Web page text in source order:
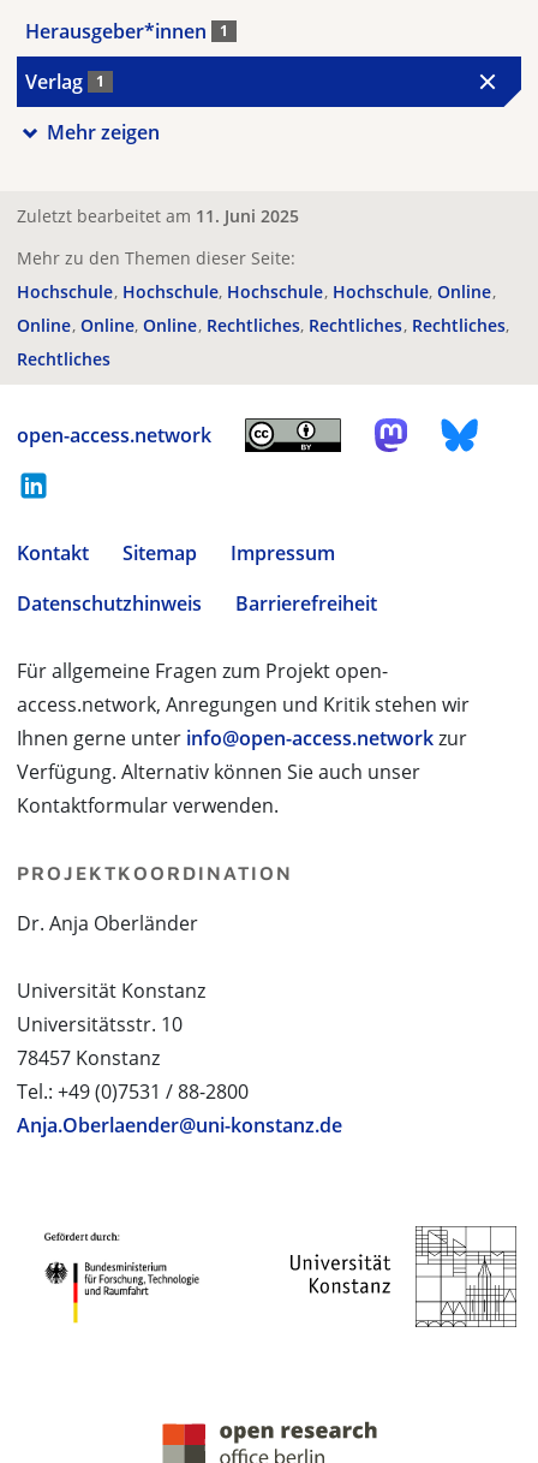
Herausgeber*innen 1
Verlag 1
Mehr zeigen
Zuletzt bearbeitet am 11. Juni 2025
Mehr zu den Themen dieser Seite:
Hochschule Hochschule Hochschule Hochschule Online
Online Online Online Rechtliches Rechtliches Rechtliches
Rechtliches
open-access.network
Kontakt Sitemap
Impressum
Datenschutzhinweis
Barrierefreiheit
Für allgemeine Fragen zum Projekt open-
access.network, Anregungen und Kritik stehen wir
Ihnen gerne unter info@open-access.networkzur
Verfügung. Alternativ können Sie auch unser
Kontaktformular verwenden.
PROJEKTKOORDINATION
Dr. Anja Oberländer
Universität Konstanz
Universitätsstr. 10
78457 Konstanz
Tel.: +49 (0)7531 / 88-2800
Anja.Oberlaender@uni-konstanz.de